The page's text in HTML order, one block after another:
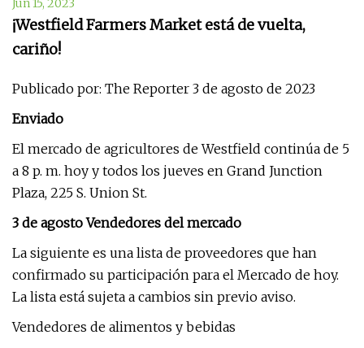
Jun 15, 2023
¡Westfield Farmers Market está de vuelta,
cariño!
Publicado por: The Reporter 3 de agosto de 2023
Enviado
El mercado de agricultores de Westfield continúa de 5
a 8 p. m. hoy y todos los jueves en Grand Junction
Plaza, 225 S. Union St.
3 de agosto Vendedores del mercado
La siguiente es una lista de proveedores que han
confirmado su participación para el Mercado de hoy.
La lista está sujeta a cambios sin previo aviso.
Vendedores de alimentos y bebidas